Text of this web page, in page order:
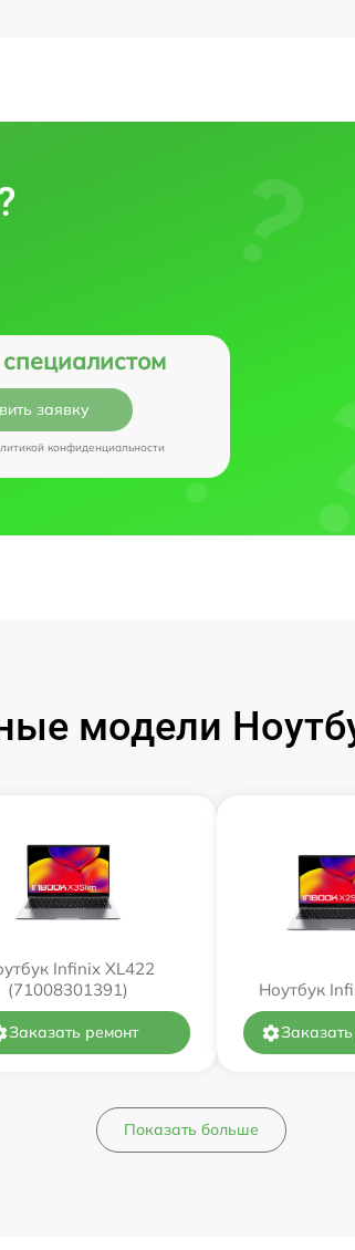
заявку
конфиденциальности
модели
Infinix XL422
(71008301391)
Заказать ремонт
Ноутбук
Показать больше